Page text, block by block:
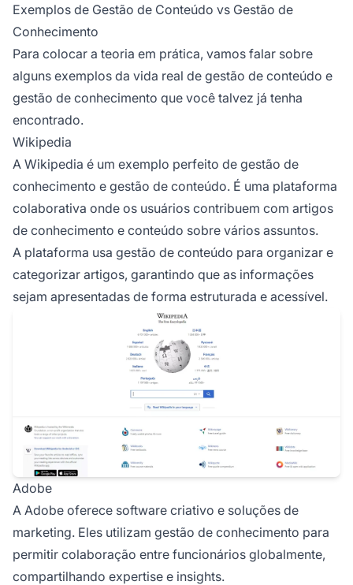
Exemplos de Gestão de Conteúdo vs Gestão de
Conhecimento
Para colocar a teoria em prática, vamos falar sobre
alguns exemplos da vida real de gestão de conteúdo e
gestão de conhecimento que você talvez já tenha
encontrado.
Wikipedia
A Wikipedia é um exemplo perfeito de gestão de
conhecimento e gestão de conteúdo. É uma plataforma
colaborativa onde os usuários contribuem com artigos
de conhecimento e conteúdo sobre vários assuntos.
A plataforma usa gestão de conteúdo para organizar e
categorizar artigos, garantindo que as informações
sejam apresentadas de forma estruturada e acessível.
Adobe
A Adobe oferece software criativo e soluções de
marketing. Eles utilizam gestão de conhecimento para
permitir colaboração entre funcionários globalmente,
compartilhando expertise e insights.